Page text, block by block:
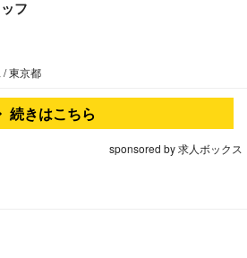
フ
/ 東京都
続きはこちら
sponsored by 求人ボックス